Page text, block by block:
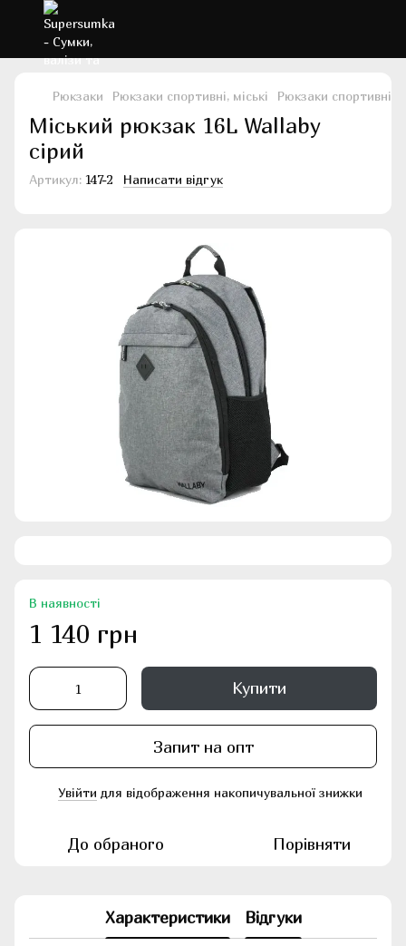
Рюкзаки Рюкзаки спортивні, міські Рюкзаки спортивні,
Міський рюкзак 16L Wallaby
сірий
Артикул: 147-2 Написати відгук
В наявності
1 140 грн
Купити
Запит на опт
Увійти для відображення накопичувальної знижки
До обраного Порівняти
Характеристики Відгуки